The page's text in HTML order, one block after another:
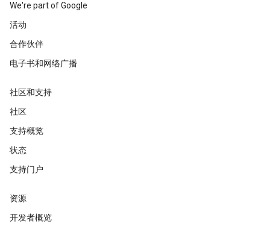
We're part of Google
活动
合作伙伴
电子书和网络广播
社区和支持
社区
支持概览
状态
支持门户
资源
开发者概览